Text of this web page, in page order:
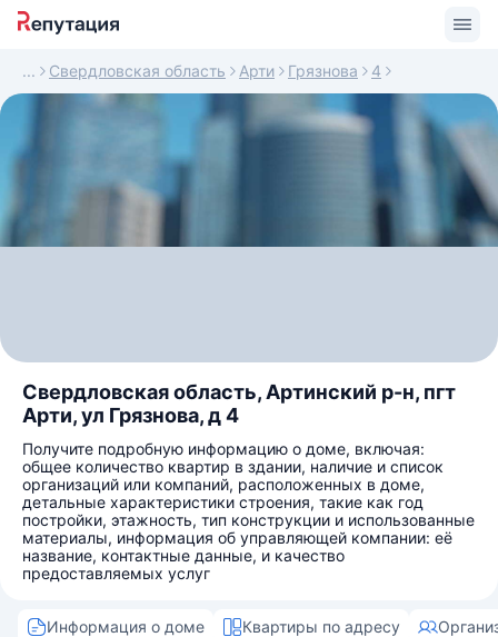
Свердловская область Арти Грязнова 4
Свердловская область, Артинский р-н, пгт
Арти, ул Грязнова, д 4
Получите подробную информацию о доме, включая:
общее количество квартир в здании, наличие и список
организаций или компаний, расположенных в доме,
детальные характеристики строения, такие как год
постройки, этажность, тип конструкции и использованные
материалы, информация об управляющей компании: её
название, контактные данные, и качество
предоставляемых услуг
Информация о доме Квартиры по адресу